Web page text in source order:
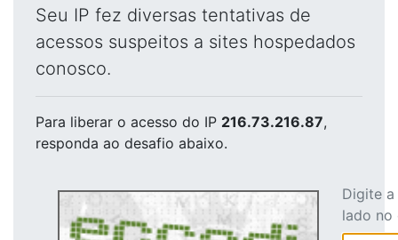
Seu IP fez diversas tentativas de
acessos suspeitos a sites hospedados
conosco.
Para liberar o acesso do IP 216.73.216.87,
responda ao desafio abaixo.
Digite
lado no